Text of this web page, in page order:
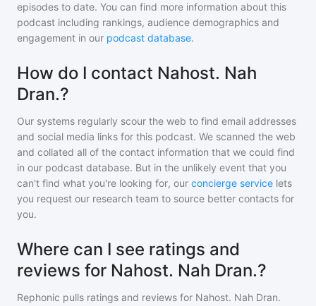
episodes to date. You can find more information about this
podcast including rankings, audience demographics and
engagement in our podcast database.
How do I contact Nahost. Nah
Dran.?
Our systems regularly scour the web to find email addresses
and social media links for this podcast. We scanned the web
and collated all of the contact information that we could find
in our podcast database. But in the unlikely event that you
can't find what you're looking for, our concierge service lets
you request our research team to source better contacts for
you.
Where can I see ratings and
reviews for Nahost. Nah Dran.?
Rephonic pulls ratings and reviews for Nahost. Nah Dran.